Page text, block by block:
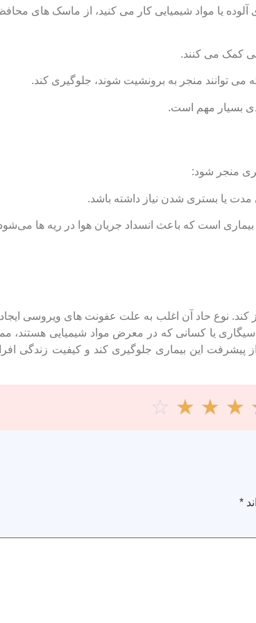
آلوده یا مواد شیمیایی کار می‌ کنید، از ماسک‌ های
کمک می‌ کنند.
می ‌توانند منجر به برونشیت شوند، جلوگیری کند.
بسیار مهم است.
منجر شود:
یا بستری شدن نیاز داشته باشد.
است که باعث انسداد جریان هوا در ریه ‌ها
نوع حاد آن اغلب به علت عفونت ‌های ویروسی
سیگاری یا کسانی که در معرض مواد شیمیایی هستند،
این بیماری جلوگیری کند و کیفیت زندگی افراد
☆
☆
☆
☆
*